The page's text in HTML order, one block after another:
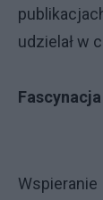
udzielał w